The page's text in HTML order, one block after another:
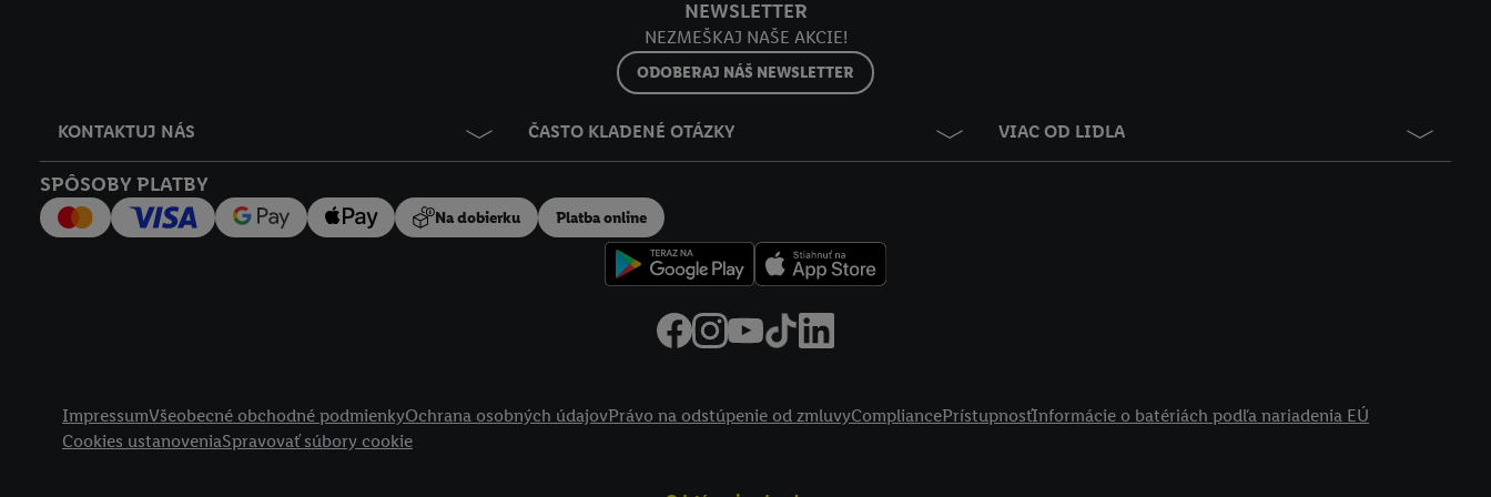
NEWSLETTER
NEZMEŠKAJ NAŠE AKCIE!
ODOBERAJ NÁŠ NEWSLETTER
KONTAKTUJ NÁS ČASTO KLADENÉ OTÁZKY VIAC OD LIDLA
SPÔSOBY PLATBY
Na dobierku Platba online
ImpressumVšeobecné obchodné podmienkyOchrana osobných údajovPrávo na odstúpenie od zmluvyCompliancePrístupnosťInformácie o batériách podľa nariadenia EÚ
Cookies ustanoveniaSpravovať súbory cookie